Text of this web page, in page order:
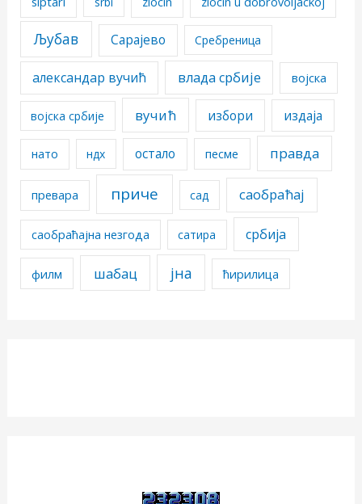
Љубав Сарајево Сребреница
александар вучић влада србије војска
војска србије вучић избори издаја
нато ндх остало песме правда
превара приче сад саобраћај
саобраћајна незгода сатира србија
филм шабац јна ћирилица